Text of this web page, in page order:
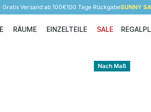
Versand ab 100€100 Tage RückgabeSUNNY
Regale
RÄUME
Räume
EINZELTEILE
Einzelteile
SALE
Nach Maß